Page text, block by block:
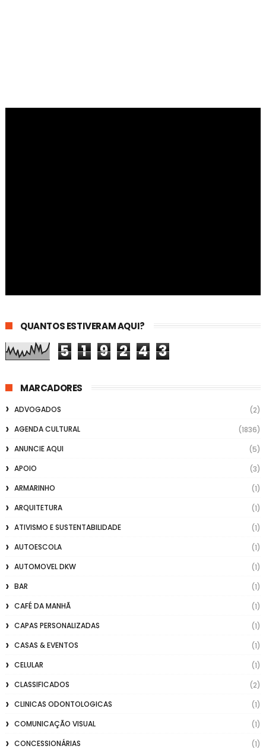
QUANTOS ESTIVERAM AQUI?
5 1 9 2 4 3
MARCADORES
ADVOGADOS
(2)
AGENDA CULTURAL
(1836)
ANUNCIE AQUI
(5)
APOIO
(3)
ARMARINHO
(1)
ARQUITETURA
(1)
ATIVISMO E SUSTENTABILIDADE
(1)
AUTOESCOLA
(1)
AUTOMOVEL DKW
(1)
BAR
(1)
CAFÉ DA MANHÃ
(1)
CAPAS PERSONALIZADAS
(1)
CASAS & EVENTOS
(1)
CELULAR
(1)
CLASSIFICADOS
(2)
CLINICAS ODONTOLOGICAS
(1)
COMUNICAÇÃO VISUAL
(1)
CONCESSIONÁRIAS
(1)